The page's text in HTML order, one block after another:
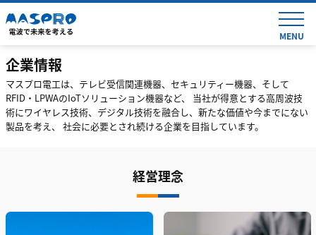
MENU
企業情報
マスプロ電工は、テレビ受信関連機器、セキュリティー機器、そして
RFID・LPWAのIoTソリューション機器など、 当社が得意とする高周波技
術にワイヤレス技術、デジタル技術を融合し、新たな価値や今までにない
製品を考え、 社会に必要とされ続ける企業を目指しています。
経営理念